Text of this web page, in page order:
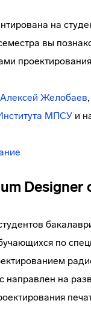
на
вы
Алексей Желобаев
МПСУ и
Designer
по
направлен на